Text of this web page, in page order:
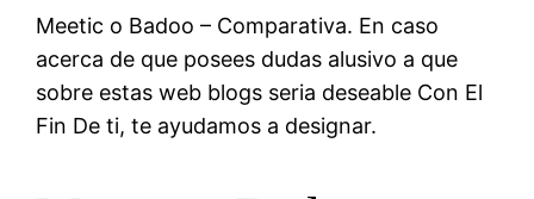
Meetic o Badoo – Comparativa. En caso
acerca de que posees dudas alusivo a que
sobre estas web blogs seria deseable Con El
Fin De ti, te ayudamos a designar.